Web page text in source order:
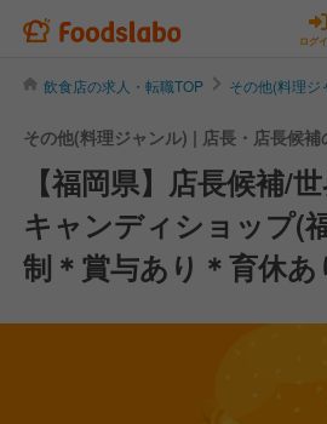
ログ
飲食店の求人・転職TOP その他(料理ジ
その他(料理ジャンル) | 店長・店長候
【福岡県】店長候補/
キャンディショップ(
制＊賞与あり＊育休あ